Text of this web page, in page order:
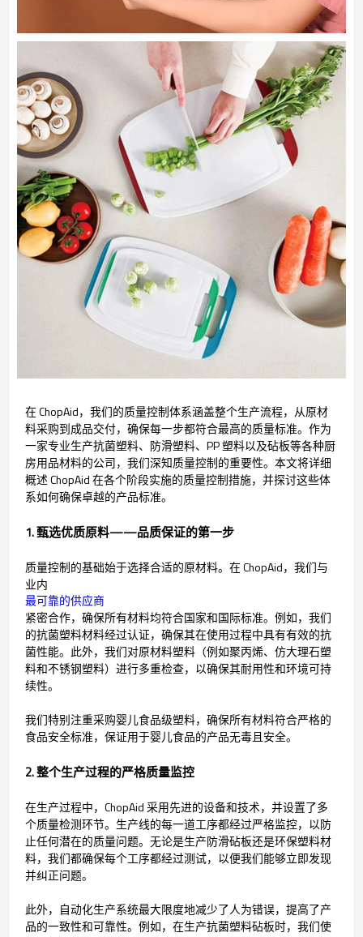
在 ChopAid，我们的质量控制体系涵盖整个生产流程，从原材
料采购到成品交付，确保每一步都符合最高的质量标准。作为
一家专业生产抗菌塑料、防滑塑料、PP 塑料以及砧板等各种厨
房用品材料的公司，我们深知质量控制的重要性。本文将详细
概述 ChopAid 在各个阶段实施的质量控制措施，并探讨这些体
系如何确保卓越的产品标准。
1. 甄选优质原料——品质保证的第一步
质量控制的基础始于选择合适的原材料。在 ChopAid，我们与
业内
最可靠的供应商
紧密合作，确保所有材料均符合国家和国际标准。例如，我们
的抗菌塑料材料经过认证，确保其在使用过程中具有有效的抗
菌性能。此外，我们对原材料塑料（例如聚丙烯、仿大理石塑
料和不锈钢塑料）进行多重检查，以确保其耐用性和环境可持
续性。
我们特别注重采购婴儿食品级塑料，确保所有材料符合严格的
食品安全标准，保证用于婴儿食品的产品无毒且安全。
2. 整个生产过程的严格质量监控
在生产过程中，ChopAid 采用先进的设备和技术，并设置了多
个质量检测环节。生产线的每一道工序都经过严格监控，以防
止任何潜在的质量问题。无论是生产防滑砧板还是环保塑料材
料，我们都确保每个工序都经过测试，以便我们能够立即发现
并纠正问题。
此外，自动化生产系统最大限度地减少了人为错误，提高了产
品的一致性和可靠性。例如，在生产抗菌塑料砧板时，我们使